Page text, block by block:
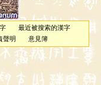
最近被搜索的漢字
聲明 意見簿